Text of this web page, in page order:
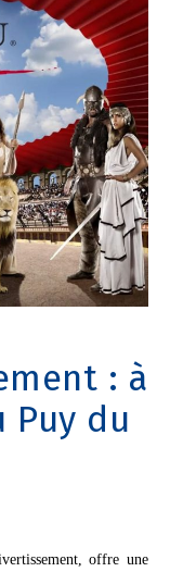
: à
Puy du